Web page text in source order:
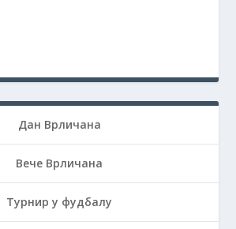
Дан Врличана
Вече Врличана
Турнир у фудбалу